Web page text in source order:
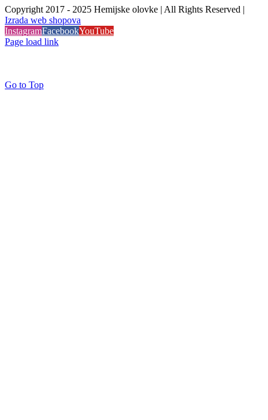
Copyright 2017 - 2025 Hemijske olovke | All Rights Reserved |
Izrada web shopova
InstagramFacebookYouTube
Page load link
Go to Top